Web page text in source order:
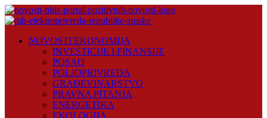
Skip
to
Plus
NOVOSTI EKONOMIJA
INVESTICIJE I FINANSIJE
POSAO
POLJOPRIVREDA
GRAĐEVINARSTVO
PRAVNA PITANJA
ENERGETIKA
EKOLOGIJA